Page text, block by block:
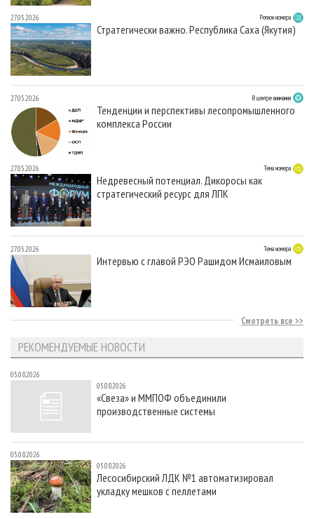
27.05.2026 Регион номера
Стратегически важно. Республика Саха (Якутия)
27.05.2026 В центре внимания
Тенденции и перспективы лесопромышленного
комплекса России
27.05.2026 Тема номера
Недревесный потенциал. Дикоросы как
стратегический ресурс для ЛПК
27.05.2026 Тема номера
Интервью с главой РЭО Рашидом Исмаиловым
Смотреть все
РЕКОМЕНДУЕМЫЕ НОВОСТИ
05.08.2026
05.08.2026
«Свеза» и ММПОФ объединили
производственные системы
05.08.2026
05.08.2026
Лесосибирский ЛДК №1 автоматизировал
укладку мешков с пеллетами